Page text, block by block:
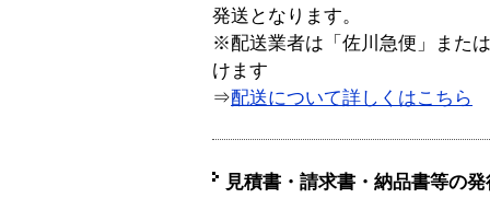
発送となります。
※配送業者は「佐川急便」また
けます
⇒配送について詳しくはこちら
見積書・請求書・納品書等の